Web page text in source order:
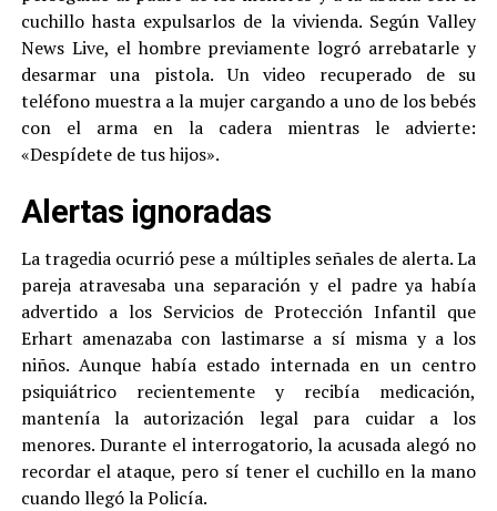
cuchillo hasta expulsarlos de la vivienda. Según Valley
News Live, el hombre previamente logró arrebatarle y
desarmar una pistola. Un video recuperado de su
teléfono muestra a la mujer cargando a uno de los bebés
con el arma en la cadera mientras le advierte:
«Despídete de tus hijos».
Alertas ignoradas
La tragedia ocurrió pese a múltiples señales de alerta. La
pareja atravesaba una separación y el padre ya había
advertido a los Servicios de Protección Infantil que
Erhart amenazaba con lastimarse a sí misma y a los
niños. Aunque había estado internada en un centro
psiquiátrico recientemente y recibía medicación,
mantenía la autorización legal para cuidar a los
menores. Durante el interrogatorio, la acusada alegó no
recordar el ataque, pero sí tener el cuchillo en la mano
cuando llegó la Policía.